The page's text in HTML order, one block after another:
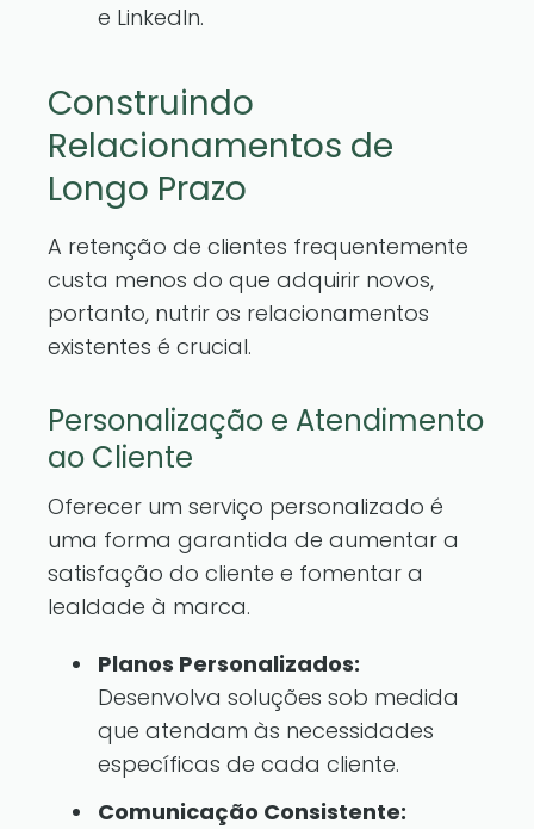
e LinkedIn.
Construindo
Relacionamentos de
Longo Prazo
A retenção de clientes frequentemente
custa menos do que adquirir novos,
portanto, nutrir os relacionamentos
existentes é crucial.
Personalização e Atendimento
ao Cliente
Oferecer um serviço personalizado é
uma forma garantida de aumentar a
satisfação do cliente e fomentar a
lealdade à marca.
Planos Personalizados:
Desenvolva soluções sob medida
que atendam às necessidades
específicas de cada cliente.
Comunicação Consistente: